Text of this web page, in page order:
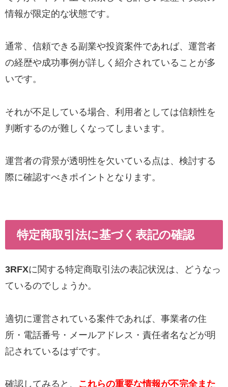
情報が限定的な状態です。
通常、信頼できる副業や投資案件であれば、運営者
の経歴や成功事例が詳しく紹介されていることが多
いです。
それが不足している場合、利用者としては信頼性を
判断するのが難しくなってしまいます。
運営者の背景が透明性を欠いている点は、検討する
際に確認すべきポイントとなります。
特定商取引法に基づく表記の確認
3RFXに関する特定商取引法の表記状況は、どうなっ
ているのでしょうか。
適切に運営されている案件であれば、事業者の住
所・電話番号・メールアドレス・責任者名などが明
記されているはずです。
確認してみると、
これらの重要な情報が不完全また